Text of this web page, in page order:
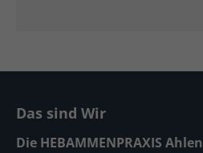
Das sind Wir
Die HEBAMMENPRAXIS Ahlen